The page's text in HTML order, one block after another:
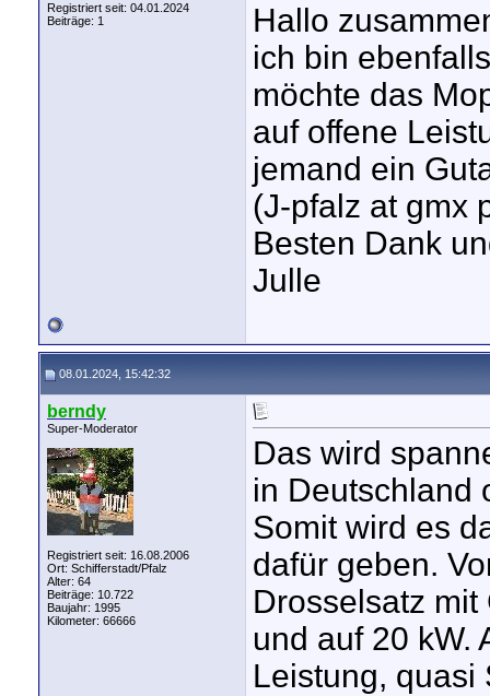
Registriert seit: 04.01.2024
Beiträge: 1
Hallo
ich bin
möchte das
auf offene
jemand ein
(J-pfalz at gmx
Besten Dank
Julle
08.01.2024, 15:42:32
berndy
Super-Moderator
Registriert seit: 16.08.2006
Ort: Schifferstadt/Pfalz
Alter: 64
Beiträge: 10.722
Baujahr: 1995
Kilometer: 66666
Das wird
in Deutschland
Somit wird es
dafür geben.
Drosselsatz mit
und auf 20 kW.
Leistung, quasi